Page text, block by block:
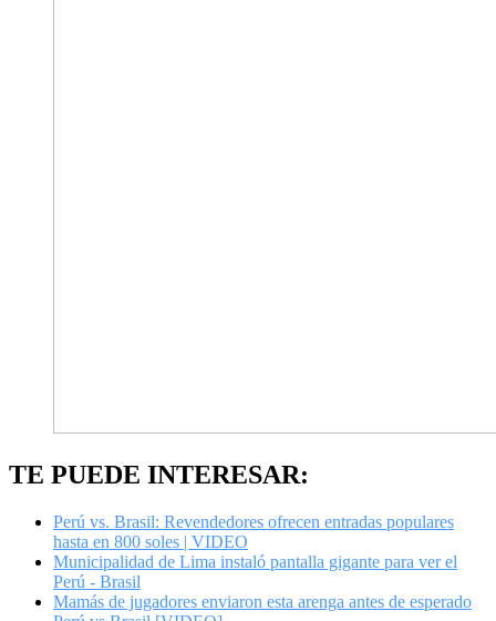
TE PUEDE INTERESAR:
Perú vs. Brasil: Revendedores ofrecen entradas populares
hasta en 800 soles | VIDEO
Municipalidad de Lima instaló pantalla gigante para ver el
Perú - Brasil
Mamás de jugadores enviaron esta arenga antes de esperado